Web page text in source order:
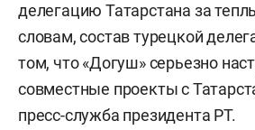
делегацию Татарстана за
словам, состав турецкой
том, что «Догуш» серьезно
совместные проекты с
пресс-служба президента РТ.